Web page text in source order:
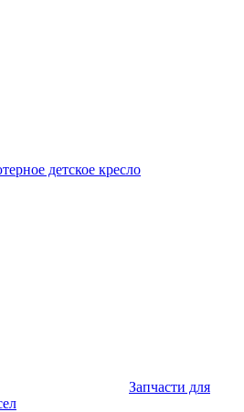
детское кресло
Запчасти для